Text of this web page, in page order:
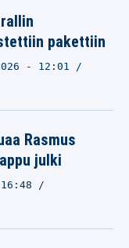
pakettiin
- 12:01
Rasmus
julki